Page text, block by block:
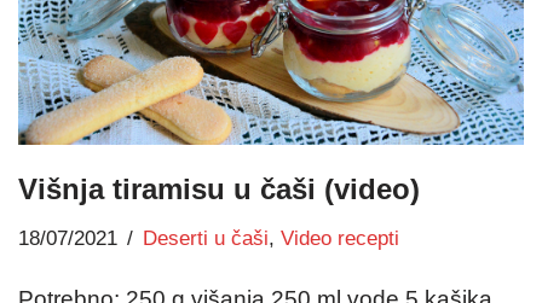
Višnja tiramisu u čaši (video)
18/07/2021 Deserti u čaši, Video recepti